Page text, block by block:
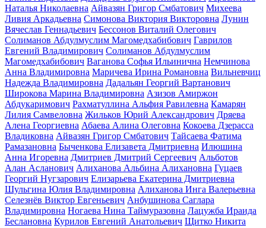
Наталья Николаевна Айвазян Григор Смбатович Михеева
Ливия Аркадьевна Симонова Виктория Викторовна Лунин
Вячеслав Геннадьевич Бессонов Виталий Олегович
Солиманов Абдулмуслим Магомедхабибович Гаврилов
Евгений Владимирович Солиманов Абдулмуслим
Магомедхабибович Ваганова Софья Ильинична Немчинова
Анна Владимировна Маричева Ирина Романовна Вильневчиц
Надежда Владимировна Дадальян Георгий Вартанович
Широкова Марина Владимировна Азизов Амиржон
Абдукаримович Рахматуллина Альфия Равилевна Камарян
Лилия Самвеловна Жильков Юрий Александрович Дряева
Алена Георгиевна Абаева Алина Олеговна Кокоева Дзерасса
Владиковна Айвазян Григор Смбатович Тайсаева Фатима
Рамазановна Быченкова Елизавета Дмитриевна Илюшина
Анна Игоревна Дмитриев Дмитрий Сергеевич Альботов
Алан Асланович Алиханова Альбина Алихановна Гуцаев
Георгий Нугзарович Елизарьева Екатерина Дмитриевна
Шульгина Юлия Владимировна Алиханова Инга Валерьевна
Селезнёв Виктор Евгеньевич Анбушинова Саглара
Владимировна Ногаева Нина Таймуразовна Лацужба Ираида
Беслановна Курилов Евгений Анатольевич Щитко Никита